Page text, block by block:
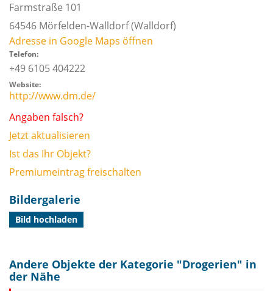
Farmstraße 101
64546 Mörfelden-Walldorf(Walldorf)
Adresse in Google Maps öffnen
Telefon:
+49 6105 404222
Website:
http://www.dm.de/
Angaben falsch?
Jetzt aktualisieren
Ist das Ihr Objekt?
Premiumeintrag freischalten
Bildergalerie
Bild hochladen
Andere Objekte der Kategorie "Drogerien" in
der Nähe